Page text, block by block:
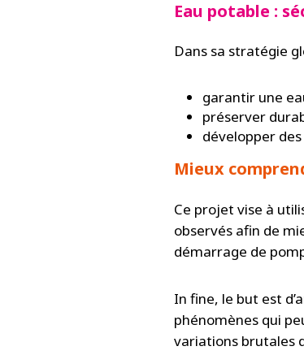
Eau potable :
Dans sa stratégie
garantir une
préserver
développer
Mieux
Ce projet vise à
observés afin de
démarrage de
In fine, le but est
phénomènes qui
variations brutales